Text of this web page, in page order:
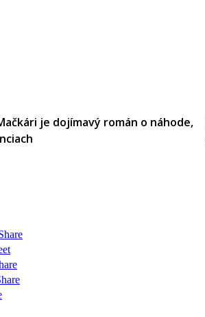
je dojímavý román o náhode,